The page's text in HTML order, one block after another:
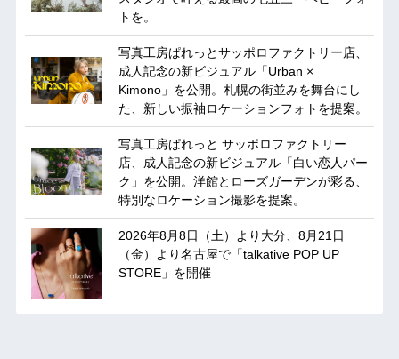
トを。
写真工房ぱれっとサッポロファクトリー店、
成人記念の新ビジュアル「Urban ×
Kimono」を公開。札幌の街並みを舞台にし
た、新しい振袖ロケーションフォトを提案。
写真工房ぱれっと サッポロファクトリー
店、成人記念の新ビジュアル「白い恋人パー
ク」を公開。洋館とローズガーデンが彩る、
特別なロケーション撮影を提案。
2026年8月8日（土）より大分、8月21日
（金）より名古屋で「talkative POP UP
STORE」を開催